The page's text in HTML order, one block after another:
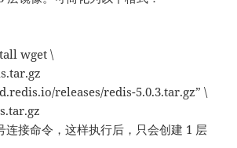
wget \
releases/redis-5.0.3.tar.gz” \
连接命令，这样执行后，只会创建 1 层